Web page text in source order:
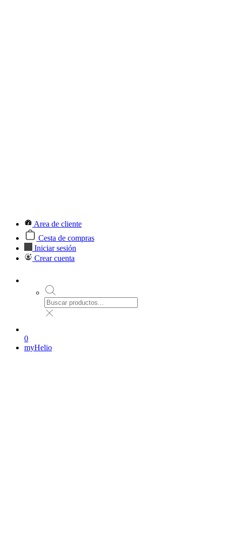
Area de cliente
Cesta de compras
Iniciar sesión
Crear cuenta
0
myHelio